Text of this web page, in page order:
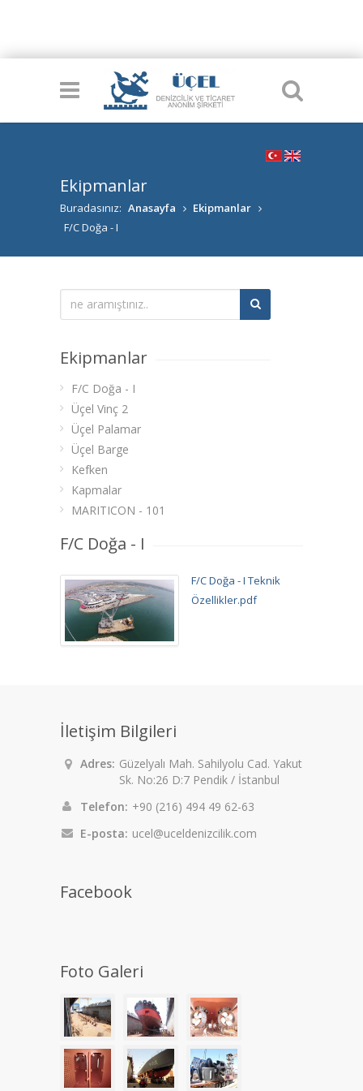
deniz dibi tarama, su altı tarama, tarama, deniz altyapı, liman inşaatı,
gemi tamir, gemi bakım, gemi onarım, yüzer vinç, yüzer havuz, proje
taşımacılığı, split duba, split barge
Ekipmanlar
Buradasınız: Anasayfa
Ekipmanlar
F/C Doğa - I
Ekipmanlar
F/C Doğa - I
Üçel Vinç 2
Üçel Palamar
Üçel Barge
Kefken
Kapmalar
MARITICON - 101
F/C Doğa - I
F/C Doğa - I Teknik
Özellikler.pdf
İletişim Bilgileri
Adres: Güzelyalı Mah. Sahilyolu Cad. Yakut
Sk. No:26 D:7 Pendik / İstanbul
Telefon: +90 (216) 494 49 62-63
E-posta: ucel@uceldenizcilik.com
Facebook
Foto Galeri